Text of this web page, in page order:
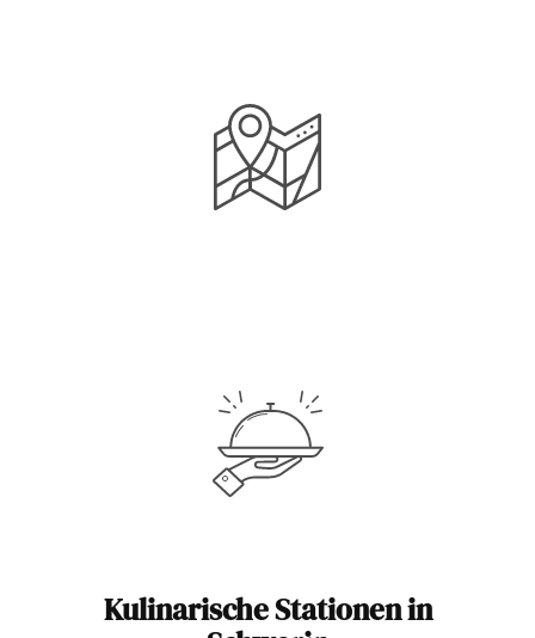
Kulinarische Stationen in